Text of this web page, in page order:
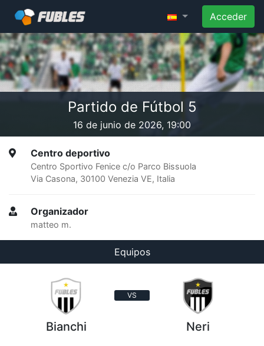
Acceder
Partido de Fútbol 5
16 de junio de 2026, 19:00
Centro deportivo
Centro Sportivo Fenice c/o Parco Bissuola
Via Casona, 30100 Venezia VE, Italia
Organizador
matteo m.
Equipos
VS
Bianchi Neri